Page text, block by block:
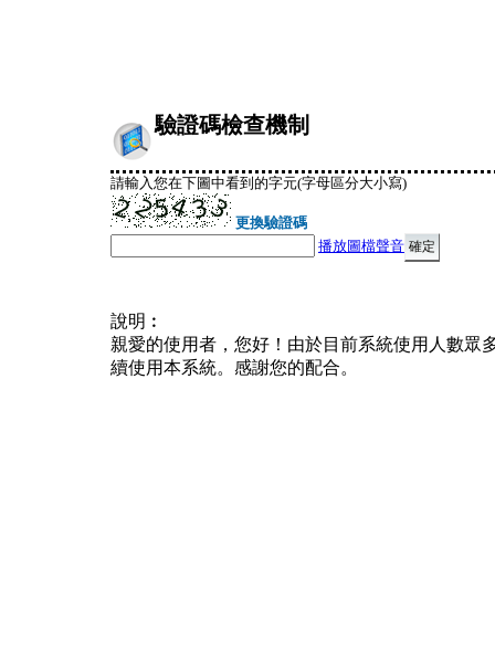
驗證碼檢查機制
請輸入您在下圖中看到的字元(字母區分大小寫)
更換驗證碼
播放圖檔聲音
說明︰
親愛的使用者，您好！由於目前系統使用人數眾
續使用本系統。感謝您的配合。